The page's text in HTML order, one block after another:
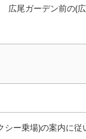
広尾ガーデン前の(
シー乗場)の案内に